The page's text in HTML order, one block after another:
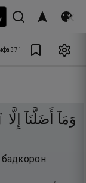
371
وَمَآ أَضَلَّنَآ إِلَّا